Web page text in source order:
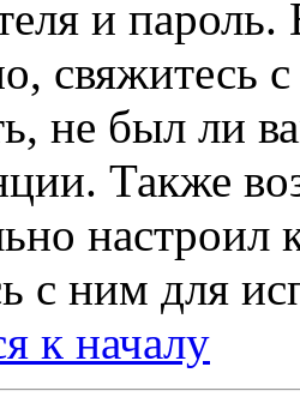
и
свяжитесь
не был ли
Также
с ним для
к началу